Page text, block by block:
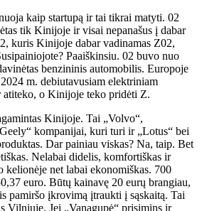
kaip startupą ir tai tikrai matyti. 02
tik Kinijoje ir visai nepanašus į dabar
kuris Kinijoje dabar vadinamas Z02,
Paaiškinsiu. 02 buvo nuo
benzininis automobilis. Europoje
m. debiutavusiam elektriniam
atiteko, o Kinijoje teko pridėti Z.
Kinijoje. Tai „Volvo“,
kompanijai, kuri turi ir „Lotus“ bei
Dar painiau viskas? Na, taip. Bet
Nelabai didelis, komfortiškas ir
kelionėje net labai ekonomiškas. 700
euro. Būtų kainavę 20 eurų brangiau,
pamiršo įkrovimą įtraukti į sąskaitą. Tai
Vilniuje. Jei „Vanagupė“ prisimins ir